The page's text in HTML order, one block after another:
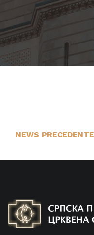
NEWS PRECEDENTE